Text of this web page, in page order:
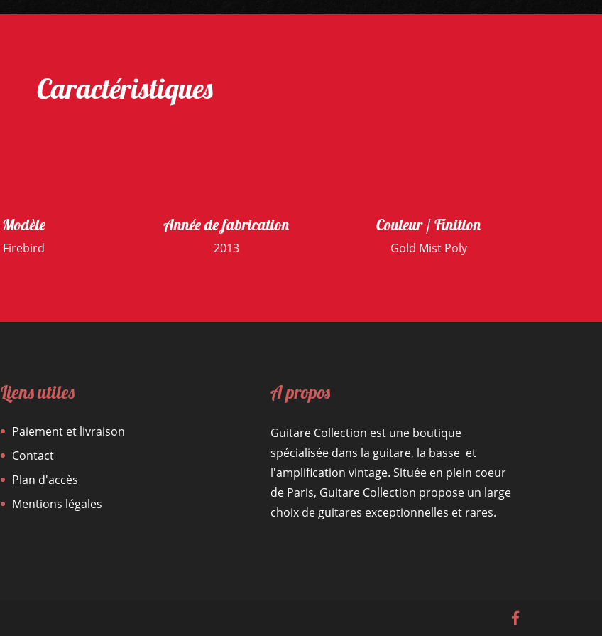
Caractéristiques
Modèle
Firebird
Année de fabrication
2013
Couleur / Finition
Gold Mist Poly
Liens utiles
Paiement et livraison
Contact
Plan d'accès
Mentions légales
A propos
Guitare Collection est une boutique
spécialisée dans la guitare, la basse et
l'amplification vintage. Située en plein coeur
de Paris, Guitare Collection propose un large
choix de guitares exceptionnelles et rares.